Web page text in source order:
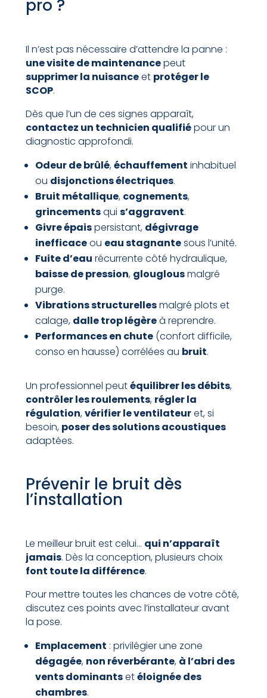
pro ?
Il n’est pas nécessaire d’attendre la panne :
une visite de maintenancepeut
supprimer la nuisanceet protéger le
SCOP.
Dès que l’un de ces signes apparaît,
contactez un technicien qualifiépour un
diagnostic approfondi.
Odeur de brûlé,échauffement inhabituel
ou disjonctions électriques.
Bruit métallique, cognements,
grincementsqui s’aggravent.
Givre épaispersistant, dégivrage
inefficaceou eau stagnantesous l’unité.
Fuite d’eau récurrente côté hydraulique,
baisse de pression, glouglousmalgré
purge.
Vibrations structurellesmalgré plots et
calage, dalle trop légèreà reprendre.
Performances en chute(confort difficile,
conso en hausse) corrélées au bruit.
Un professionnel peutéquilibrer les débits,
contrôler les roulements, régl­er la
régulation,vérifier le ventilateuret, si
besoin, poser des solutions acoustiques
adaptées.
Prévenir le bruit dès
l’installation
Le meilleur bruit est celui… qui n’apparaît
jamais. Dès la conception, plusieurs choix
font toute la différence.
Pour mettre toutes les chances de votre côté,
discutez ces points avec l’installateur avant
la pose.
Emplacement : privilégier une zone
dégagée, non réverbérante, à l’abri des
vents dominantsetéloignée des
chambres.